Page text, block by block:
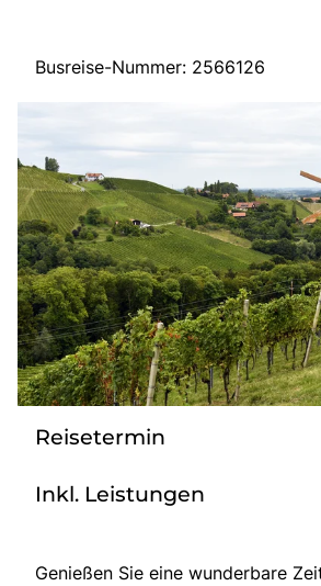
Busreisen
Bus mieten
Über Bus dich weg!
Radio
Sie befinden sich in:
Deutschland
Österreich
Busreise-Nummer: 2566126
Reisetermin
Inkl. Leistungen
Genießen Sie eine wunderbare